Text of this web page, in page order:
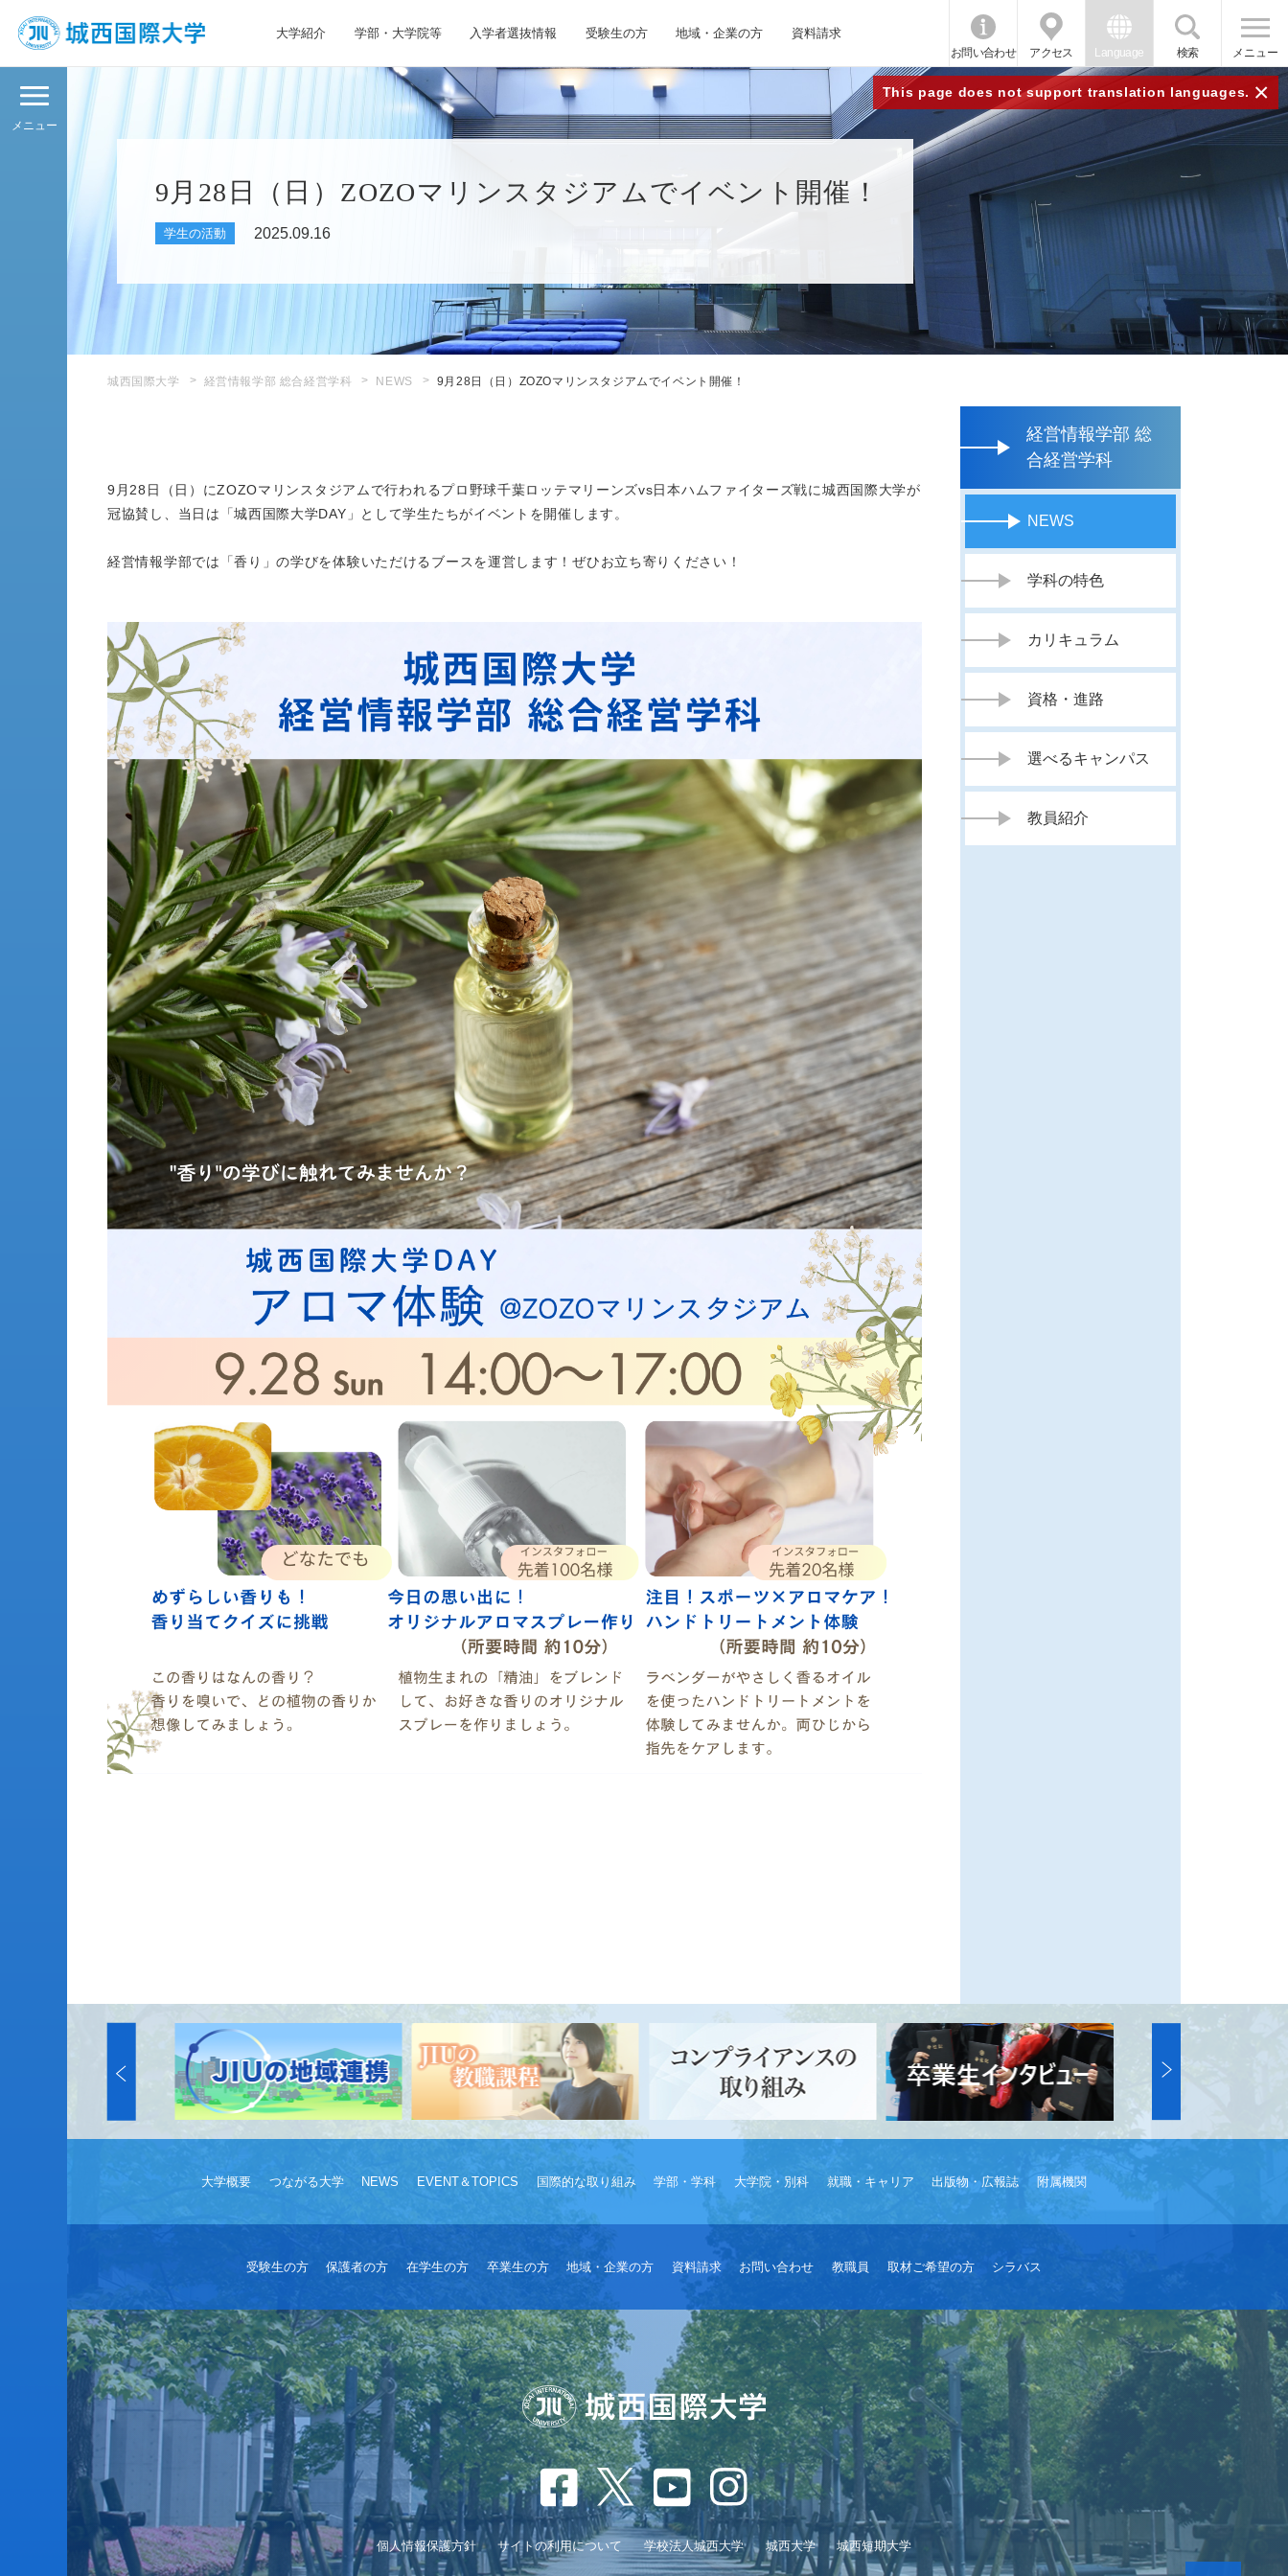
大学紹介 学部・大学院等 入学者選抜情報 受験生の方 地域・企業の方 資料請求
お問い合わせ アクセス Language 検索 メニュー
This page does not support translation languages. ×
メニュー
9月28日（日）ZOZOマリンスタジアムでイベント開催！
学生の活動 2025.09.16
城西国際大学 経営情報学部 総合経営学科 NEWS 9月28日（日）ZOZOマリンスタジアムでイベント開催！
9月28日（日）にZOZOマリンスタジアムで行われるプロ野球千葉ロッテマリーンズvs日本ハムファイターズ戦に城西国際大学が
冠協賛し、当日は「城西国際大学DAY」として学生たちがイベントを開催します。
経営情報学部では「香り」の学びを体験いただけるブースを運営します！ぜひお立ち寄りください！
経営情報学部 総
合経営学科
NEWS
学科の特色
カリキュラム
資格・進路
選べるキャンパス
教員紹介
大学概要 つながる大学 NEWS EVENT＆TOPICS 国際的な取り組み 学部・学科 大学院・別科 就職・キャリア 出版物・広報誌 附属機関
受験生の方 保護者の方 在学生の方 卒業生の方 地域・企業の方 資料請求 お問い合わせ 教職員 取材ご希望の方 シラバス
個人情報保護方針 サイトの利用について 学校法人城西大学 城西大学 城西短期大学